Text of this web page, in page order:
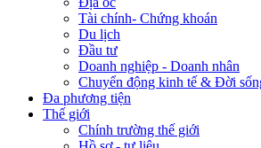
Tài chính- Chứng khoán
Du lịch
Đầu tư
Doanh nghiệp - Doanh nhân
Chuyển động kinh tế & Đời
Đa phương tiện
Thế giới
Chính trường thế giới